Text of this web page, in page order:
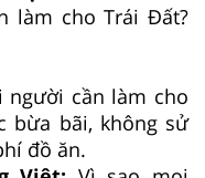
làm cho Trái Đất?
người cần làm cho
bừa bãi, không sử
đồ ăn.